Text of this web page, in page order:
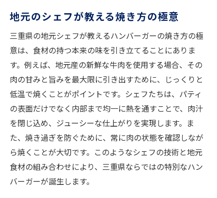
地元のシェフが教える焼き方の極意
三重県の地元シェフが教えるハンバーガーの焼き方の極
意は、食材の持つ本来の味を引き立てることにありま
す。例えば、地元産の新鮮な牛肉を使用する場合、その
肉の甘みと旨みを最大限に引き出すために、じっくりと
低温で焼くことがポイントです。シェフたちは、パティ
の表面だけでなく内部まで均一に熱を通すことで、肉汁
を閉じ込め、ジューシーな仕上がりを実現します。ま
た、焼き過ぎを防ぐために、常に肉の状態を確認しなが
ら焼くことが大切です。このようなシェフの技術と地元
食材の組み合わせにより、三重県ならではの特別なハン
バーガーが誕生します。